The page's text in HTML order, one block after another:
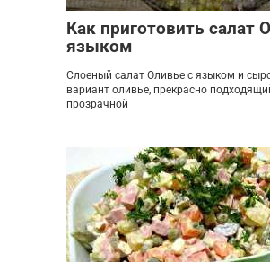
Как приготовить салат
языком
Слоеный салат Оливье с языком и
вариант оливье, прекрасно
прозрачной